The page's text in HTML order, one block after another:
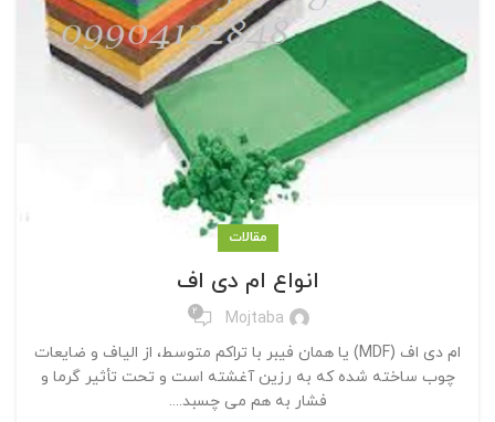
مقالات
انواع ام دی اف
Mojtaba
2
ام دی اف (MDF) یا همان فیبر با تراکم متوسط، از الیاف و ضایعات
چوب ساخته شده که به رزین آغشته است و تحت تأثیر گرما و
فشار به هم می چسبد....